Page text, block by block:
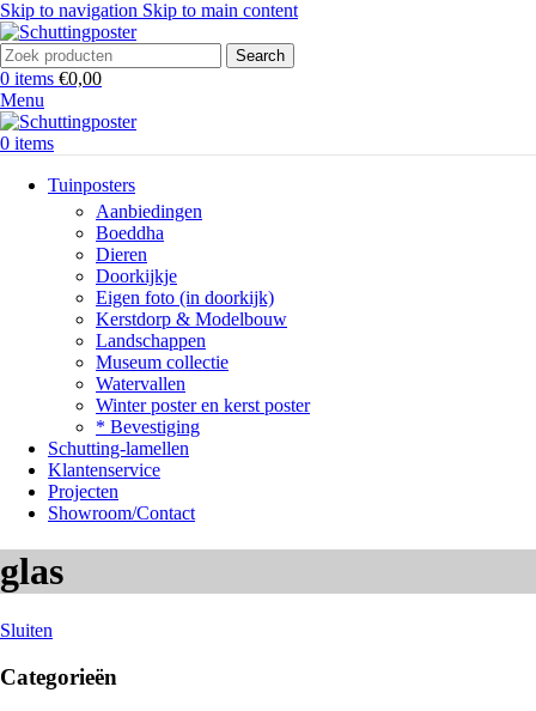
Skip to navigation Skip to main content
Search
0 items €0,00
Menu
0 items
Tuinposters
Aanbiedingen
Boeddha
Dieren
Doorkijkje
Eigen foto (in doorkijk)
Kerstdorp & Modelbouw
Landschappen
Museum collectie
Watervallen
Winter poster en kerst poster
* Bevestiging
Schutting-lamellen
Klantenservice
Projecten
Showroom/Contact
glas
Sluiten
Categorieën